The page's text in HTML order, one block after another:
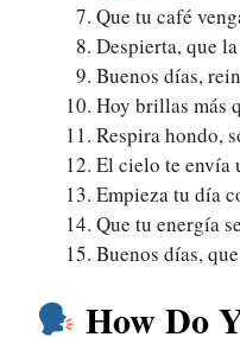
Que tu café
Despierta, que
Buenos días,
Hoy brillas más
Respira hondo,
El cielo te envía
Empieza tu día
Que tu energía
Buenos días,
How Do